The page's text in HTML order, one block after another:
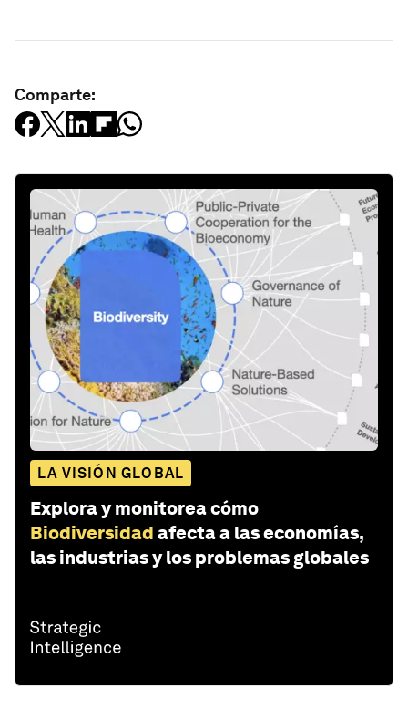
Comparte:
LA VISIÓN GLOBAL
Explora y monitorea cómo
Biodiversidad afecta a las economías,
las industrias y los problemas globales